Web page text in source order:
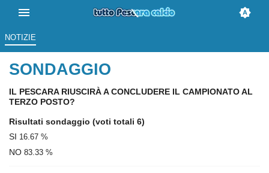
NOTIZIE
SONDAGGIO
IL PESCARA RIUSCIRÀ A CONCLUDERE IL CAMPIONATO AL
TERZO POSTO?
Risultati sondaggio (voti totali 6)
SI 16.67 %
NO 83.33 %